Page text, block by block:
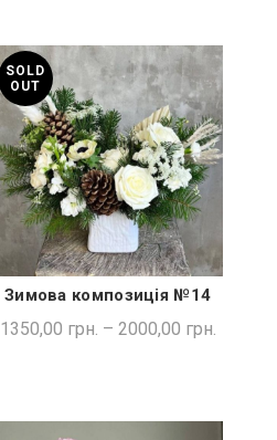
SOLD
OUT
ШВИДКА ПОКУПКА
Зимова композиція №14
1350,00 грн. – 2000,00 грн.